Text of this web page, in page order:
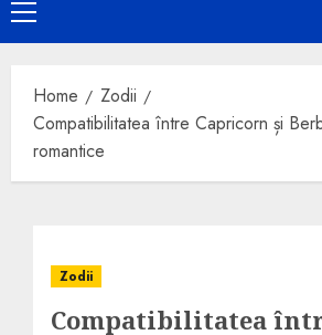
Primary
Menu
Home
Zodii
Compatibilitatea între Capricorn și
romantice
Zodii
Compatibilitatea